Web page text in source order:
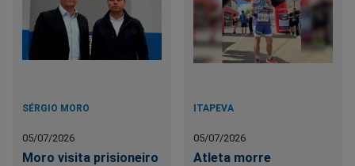
SÉRGIO MORO
05/07/2026
Moro visita prisioneiro
ITAPEVA
05/07/2026
Atleta morre